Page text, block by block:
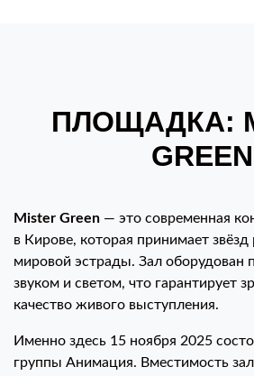
ПЛОЩАДКА:
GREEN
Mister Green — это современная
в Кирове, которая принимает звёзд
мировой эстрады. Зал оборудован
звуком и светом, что гарантирует
качество живого выступления.
Именно здесь 15 ноября 2025
группы Анимация. Вместимость